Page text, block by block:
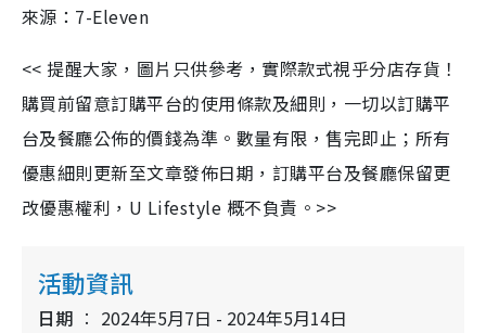
來源：7-Eleven
<< 提醒大家，圖片只供參考，實際款式視乎分店存貨！
購買前留意訂購平台的使用條款及細則，一切以訂購平
台及餐廳公佈的價錢為準。數量有限，售完即止；所有
優惠細則更新至文章發佈日期，訂購平台及餐廳保留更
改優惠權利，U Lifestyle 概不負責。>>
活動資訊
日期 2024年5月7日 - 2024年5月14日